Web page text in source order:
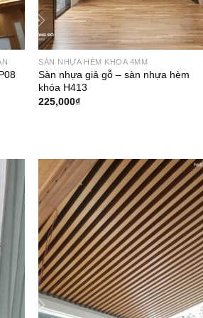
SÀN NHỰA HÈM KHÓA 4MM
Sàn nhựa giả gỗ – sàn nhựa hèm
khóa H413
225,000₫